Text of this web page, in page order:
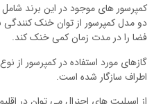
کمپرسور های موجود در این برند
دو مدل کمپرسور از توان خنک کنندگی
فضا را در مدت زمان کمی خنک کند.
اطراف سازگار شده است.